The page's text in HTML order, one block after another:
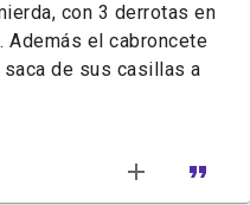
con 3 derrotas en
Además el cabroncete
de sus casillas a